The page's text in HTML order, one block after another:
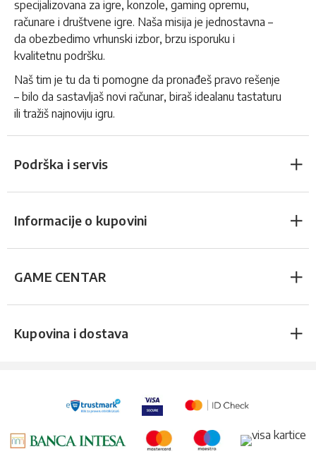
specijalizovana za igre, konzole, gaming opremu,
računare i društvene igre. Naša misija je jednostavna –
da obezbedimo vrhunski izbor, brzu isporuku i
kvalitetnu podršku.
Naš tim je tu da ti pomogne da pronađeš pravo rešenje
– bilo da sastavljaš novi računar, biraš idealanu tastaturu
ili tražiš najnoviju igru.
Podrška i servis
Informacije o kupovini
GAME CENTAR
Kupovina i dostava